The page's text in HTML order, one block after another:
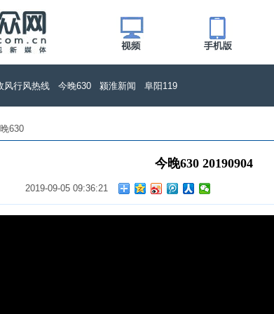
风行风热线 今晚630 颍淮新闻 阜阳119
630
今晚630 20190904
2019-09-05 09:36:21